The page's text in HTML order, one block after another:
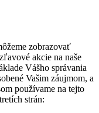
zobrazovať
akcie na naše
Vášho správania
Vašim záujmom, a
používame na tejto
strán: